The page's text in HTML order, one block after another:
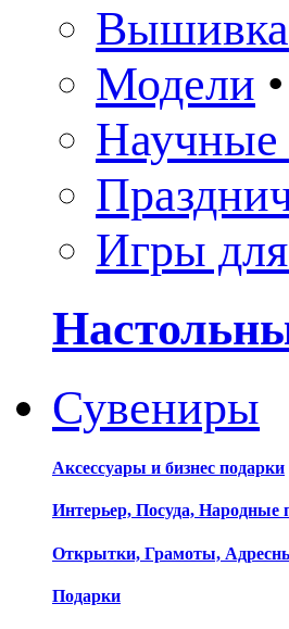
Вышивка
Модели •
Научные
Игры
Сувениры
Аксессуары и бизнес подарки
Интерьер, Посуда,
Открытки, Грамоты,
Подарки